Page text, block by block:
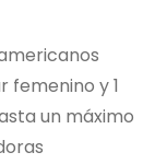
femenino y 1
un máximo